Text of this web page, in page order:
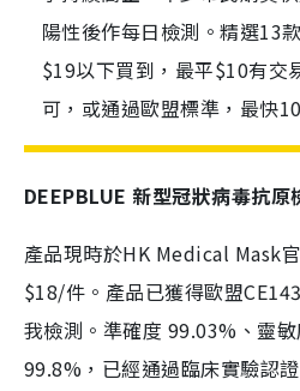
陽性後作每日檢測。精選13
$19以下買到，最平$10有交
可，或通過歐盟標準，最快
DEEPBLUE 新型冠狀病毒抗原
產品現時於HK Medical Mask
$18/件。產品已獲得歐盟
我檢測。準確度 99.03%、靈
99.8%，已經通過臨床實驗認